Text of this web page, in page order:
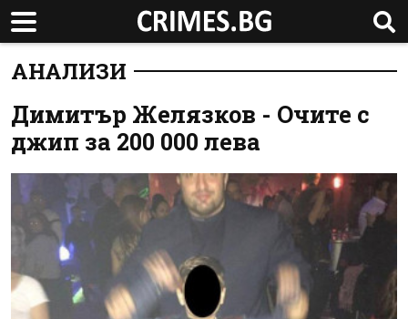
АНАЛИЗИ
Димитър Желязков - Очите с
джип за 200 000 лева